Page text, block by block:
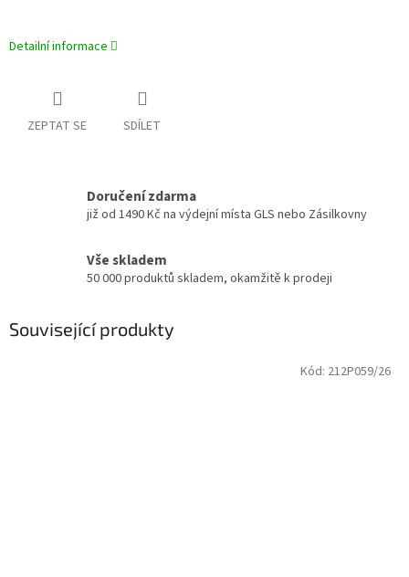
Detailní informace
ZEPTAT SE SDÍLET
Doručení zdarma
již od 1490 Kč na výdejní místa GLS nebo Zásilkovny
Vše skladem
50 000 produktů skladem, okamžitě k prodeji
Související produkty
Kód: 212P059/26